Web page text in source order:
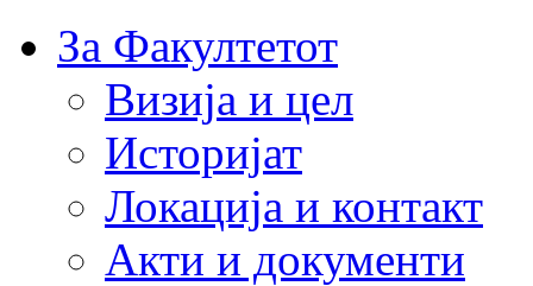
За Факултетот
Визија и цел
Историјат
Локација и контакт
Акти и документи